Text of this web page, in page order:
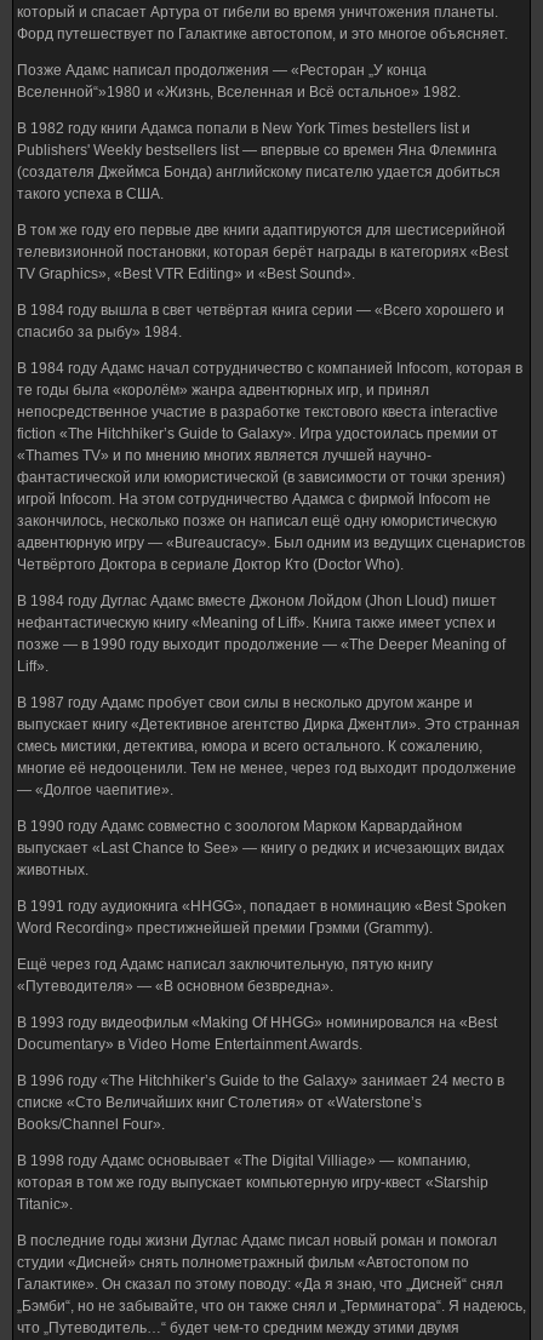
который и спасает Артура от гибели во время уничтожения планеты.
Форд путешествует по Галактике автостопом, и это многое объясняет.
Позже Адамс написал продолжения — «Ресторан „У конца
Вселенной“»1980 и «Жизнь, Вселенная и Всё остальное» 1982.
В 1982 году книги Адамса попали в New York Times bestellers list и
Publishers' Weekly bestsellers list — впервые со времен Яна Флеминга
(создателя Джеймса Бонда) английскому писателю удается добиться
такого успеха в США.
В том же году его первые две книги адаптируются для шестисерийной
телевизионной постановки, которая берёт награды в категориях «Best
TV Graphics», «Best VTR Editing» и «Best Sound».
В 1984 году вышла в свет четвёртая книга серии — «Всего хорошего и
спасибо за рыбу» 1984.
В 1984 году Адамс начал сотрудничество с компанией Infocom, которая в
те годы была «королём» жанра адвентюрных игр, и принял
непосредственное участие в разработке текстового квеста interactive
fiction «The Hitchhiker’s Guide to Galaxy». Игра удостоилась премии от
«Thames TV» и по мнению многих является лучшей научно-
фантастической или юмористической (в зависимости от точки зрения)
игрой Infocom. На этом сотрудничество Адамса с фирмой Infocom не
закончилось, несколько позже он написал ещё одну юмористическую
адвентюрную игру — «Bureaucracy». Был одним из ведущих сценаристов
Четвёртого Доктора в сериале Доктор Кто (Doctor Who).
В 1984 году Дуглас Адамс вместе Джоном Лойдом (Jhon Lloud) пишет
нефантастическую книгу «Meaning of Liff». Книга также имеет успех и
позже — в 1990 году выходит продолжение — «The Deeper Meaning of
Liff».
В 1987 году Адамс пробует свои силы в несколько другом жанре и
выпускает книгу «Детективное агентство Дирка Джентли». Это странная
смесь мистики, детектива, юмора и всего остального. К сожалению,
многие её недооценили. Тем не менее, через год выходит продолжение
— «Долгое чаепитие».
В 1990 году Адамс совместно с зоологом Марком Карвардайном
выпускает «Last Chance to See» — книгу о редких и исчезающих видах
животных.
В 1991 году аудиокнига «HHGG», попадает в номинацию «Best Spoken
Word Recording» престижнейшей премии Грэмми (Grammy).
Ещё через год Адамс написал заключительную, пятую книгу
«Путеводителя» — «В основном безвредна».
В 1993 году видеофильм «Making Of HHGG» номинировался на «Best
Documentary» в Video Home Entertainment Awards.
В 1996 году «The Hitchhiker’s Guide to the Galaxy» занимает 24 место в
списке «Сто Величайших книг Столетия» от «Waterstone’s
Books/Channel Four».
В 1998 году Адамс основывает «The Digital Villiage» — компанию,
которая в том же году выпускает компьютерную игру-квест «Starship
Titanic».
В последние годы жизни Дуглас Адамс писал новый роман и помогал
студии «Дисней» снять полнометражный фильм «Автостопом по
Галактике». Он сказал по этому поводу: «Да я знаю, что „Дисней“ снял
„Бэмби“, но не забывайте, что он также снял и „Терминатора“. Я надеюсь,
что „Путеводитель…“ будет чем-то средним между этими двумя